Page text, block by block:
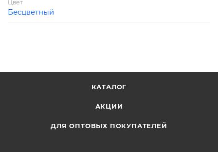
Цвет
Бесцветный
КАТАЛОГ
АКЦИИ
ДЛЯ ОПТОВЫХ ПОКУПАТЕЛЕЙ